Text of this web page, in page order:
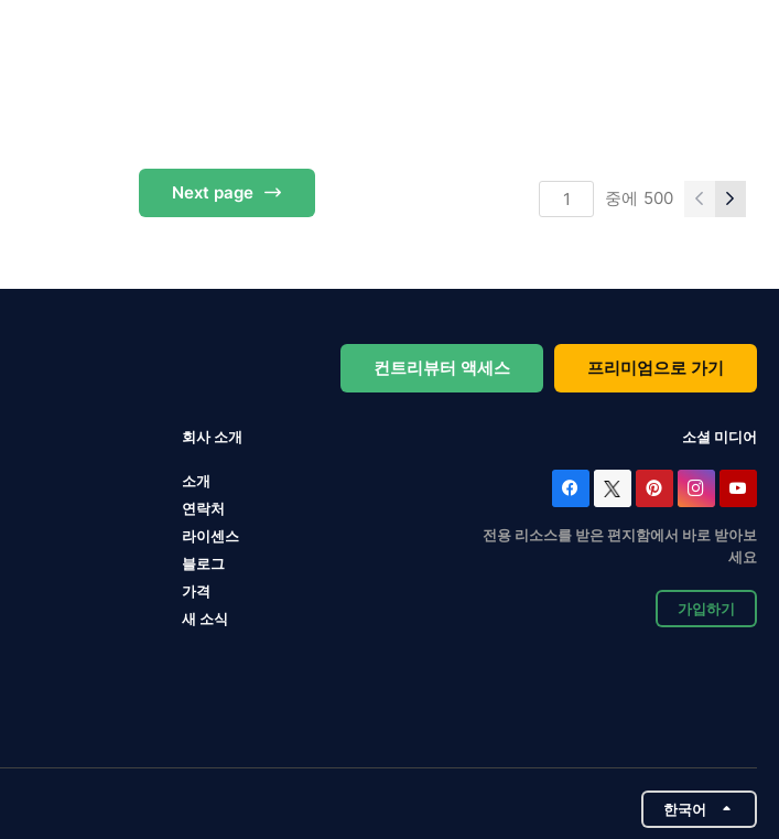
Next page 중에 500
컨트리뷰터 액세스 프리미엄으로 가기
회사 소개
소개
연락처
라이센스
블로그
가격
새 소식
소셜 미디어
전용 리소스를 받은 편지함에서 바로 받아보
세요
가입하기
한국어